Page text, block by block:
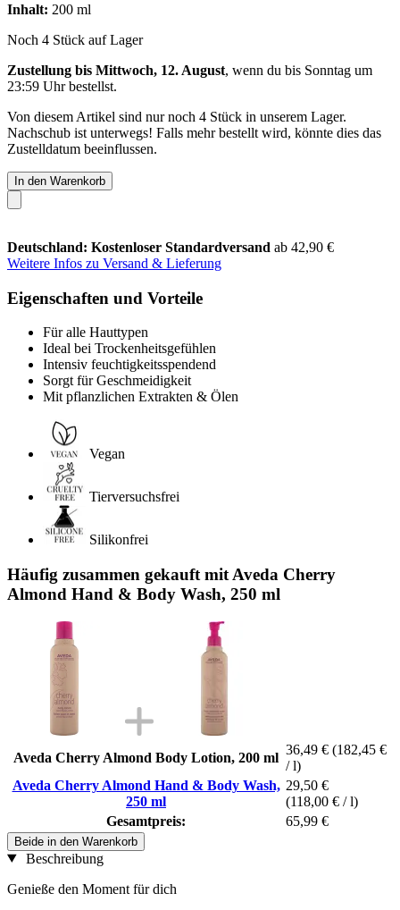
Inhalt: 200 ml
Noch 4 Stück auf Lager
Zustellung bis Mittwoch, 12. August, wenn du bis Sonntag um
23:59 Uhrbestellst.
Von diesem Artikel sind nur noch 4 Stück in unserem Lager.
Nachschub ist unterwegs! Falls mehr bestellt wird, könnte dies das
Zustelldatum beeinflussen.
In den Warenkorb
Deutschland: Kostenloser Standardversand ab 42,90 €
Weitere Infos zu Versand & Lieferung
Eigenschaften und Vorteile
Für alle Hauttypen
Ideal bei Trockenheitsgefühlen
Intensiv feuchtigkeitsspendend
Sorgt für Geschmeidigkeit
Mit pflanzlichen Extrakten & Ölen
Vegan
Tierversuchsfrei
Silikonfrei
Häufig zusammen gekauft mit Aveda Cherry
Almond Hand & Body Wash, 250 ml
Aveda Cherry Almond Body Lotion, 200 ml
36,49 € (182,45 €
/ l)
Aveda Cherry Almond Hand & Body Wash,
250 ml
29,50 €
(118,00 € / l)
Gesamtpreis:
65,99 €
Beide in den Warenkorb
Beschreibung
Genieße den Moment für dich